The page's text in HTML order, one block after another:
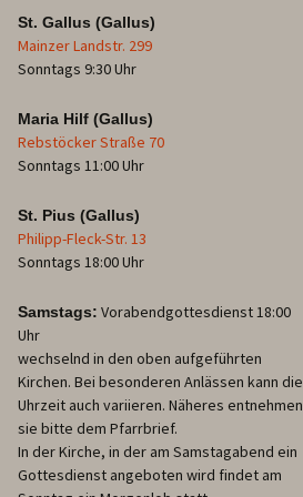
St. Gallus (Gallus)
Mainzer Landstr. 299
Sonntags 9:30 Uhr
Maria Hilf (Gallus)
Rebstöcker Straße 70
Sonntags 11:00 Uhr
St. Pius (Gallus)
Philipp-Fleck-Str. 13
Sonntags 18:00 Uhr
Samstags: Vorabendgottesdienst 18:00
Uhr
wechselnd in den oben aufgeführten
Kirchen. Bei besonderen Anlässen kann die
Uhrzeit auch variieren. Näheres entnehmen
sie bitte dem Pfarrbrief.
In der Kirche, in der am Samstagabend ein
Gottesdienst angeboten wird findet am